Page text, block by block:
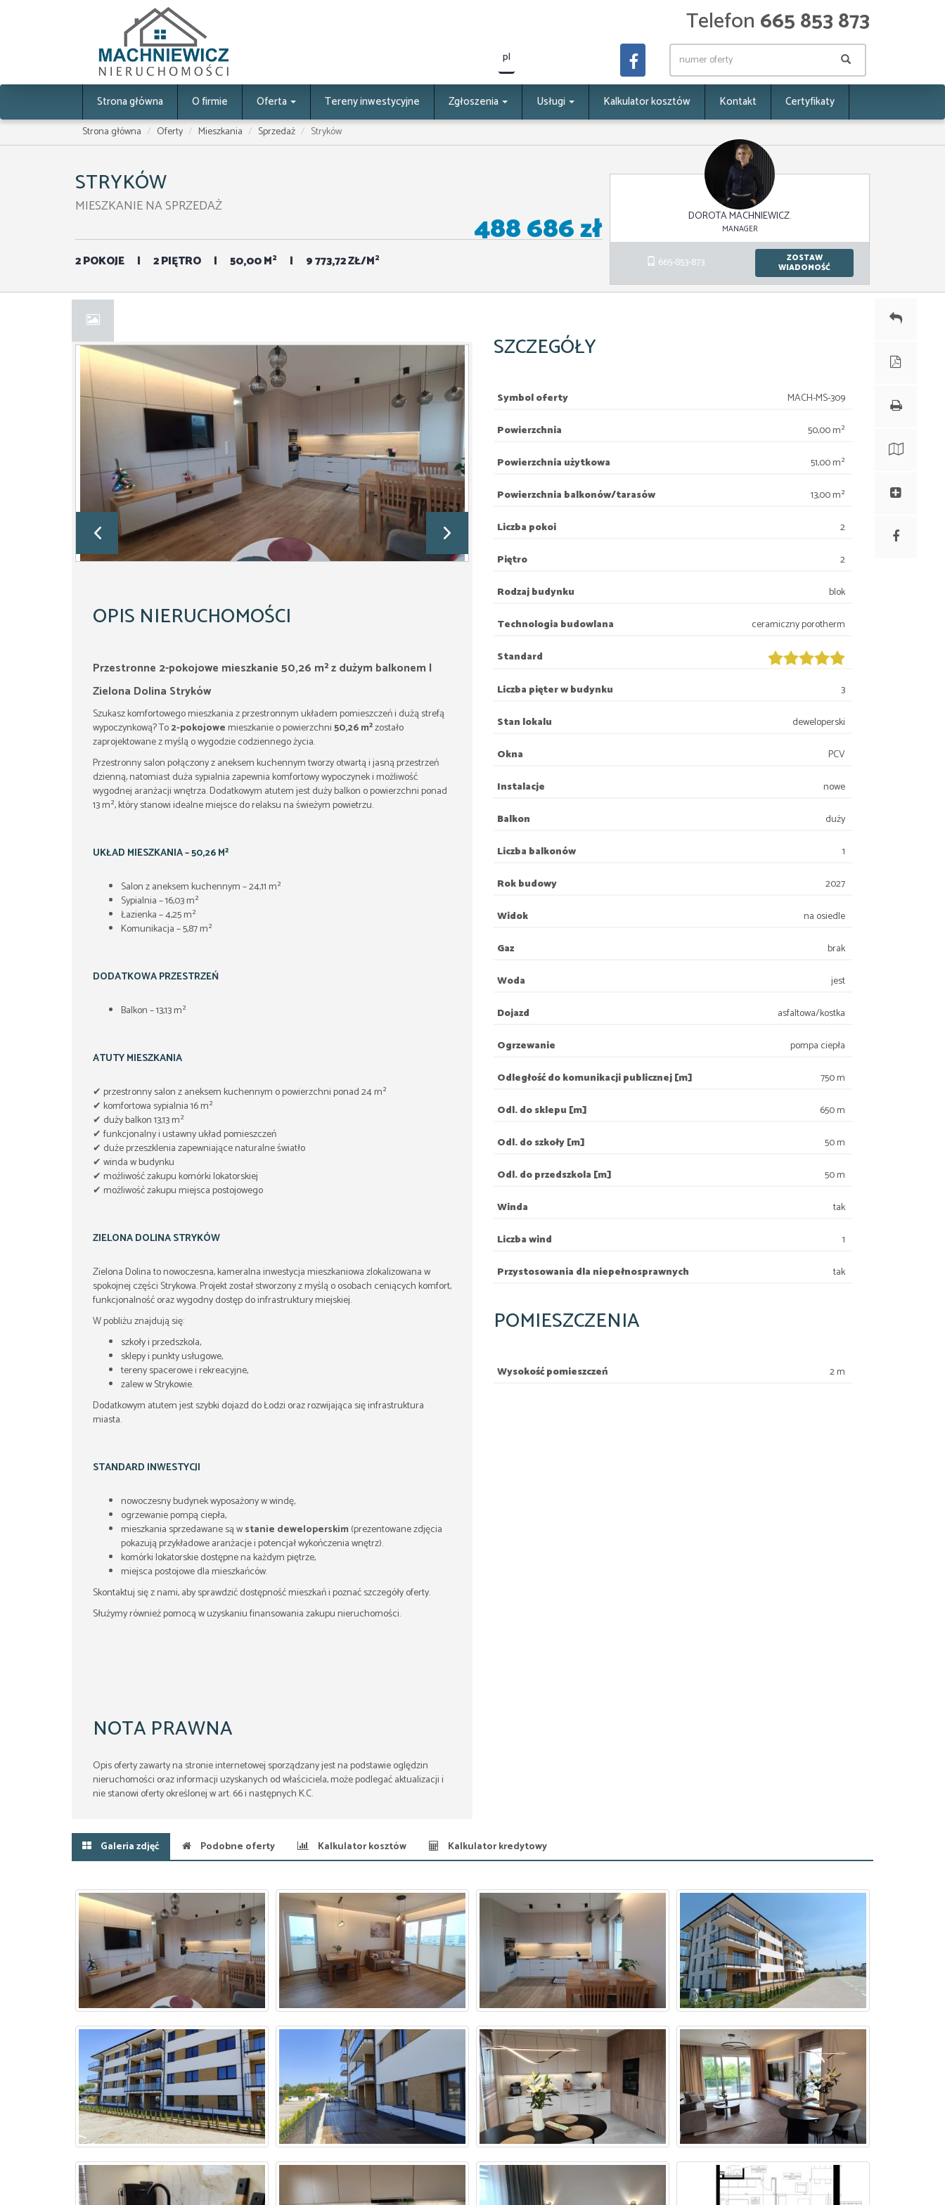
Telefon 665 853 873
pl
Strona główna O firmie Oferta Tereny inwestycyjne Zgłoszenia Usługi Kalkulator kosztów Kontakt Certyfikaty
Strona główna Oferty Mieszkania Sprzedaż Stryków
STRYKÓW
MIESZKANIE NA SPRZEDAŻ
2 POKOJE 2 PIĘTRO 50,00 M2 9 773,72 ZŁ/M2
488 686 zł DOROTA MACHNIEWICZ.
MANAGER
665-853-873 ZOSTAW
WIADOMOŚĆ
OPIS NIERUCHOMOŚCI
Przestronne 2-pokojowe mieszkanie 50,26 m² z dużym balkonem |
Zielona Dolina Stryków
Szukasz komfortowego mieszkania z przestronnym układem pomieszczeń i dużą strefą
wypoczynkową? To2-pokojowemieszkanie o powierzchni50,26 m²zostało
zaprojektowane z myślą o wygodzie codziennego życia.
Przestronny salon połączony z aneksem kuchennym tworzy otwartą i jasną przestrzeń
dzienną, natomiast duża sypialnia zapewnia komfortowy wypoczynek i możliwość
wygodnej aranżacji wnętrza. Dodatkowym atutem jest duży balkon o powierzchni ponad
13 m², który stanowi idealne miejsce do relaksu na świeżym powietrzu.
UKŁAD MIESZKANIA – 50,26 M²
Salon z aneksem kuchennym – 24,11 m²
Sypialnia – 16,03 m²
Łazienka – 4,25 m²
Komunikacja – 5,87 m²
DODATKOWA PRZESTRZEŃ
Balkon – 13,13 m²
ATUTY MIESZKANIA
✔ przestronny salon z aneksem kuchennym o powierzchni ponad 24 m²
✔ komfortowa sypialnia 16 m²
✔ duży balkon 13,13 m²
✔ funkcjonalny i ustawny układ pomieszczeń
✔ duże przeszklenia zapewniające naturalne światło
✔ winda w budynku
✔ możliwość zakupu komórki lokatorskiej
✔ możliwość zakupu miejsca postojowego
ZIELONA DOLINA STRYKÓW
Zielona Dolina to nowoczesna, kameralna inwestycja mieszkaniowa zlokalizowana w
spokojnej części Strykowa. Projekt został stworzony z myślą o osobach ceniących komfort,
funkcjonalność oraz wygodny dostęp do infrastruktury miejskiej.
W pobliżu znajdują się:
szkoły i przedszkola,
sklepy i punkty usługowe,
tereny spacerowe i rekreacyjne,
zalew w Strykowie.
Dodatkowym atutem jest szybki dojazd do Łodzi oraz rozwijająca się infrastruktura
miasta.
STANDARD INWESTYCJI
nowoczesny budynek wyposażony w windę,
ogrzewanie pompą ciepła,
mieszkania sprzedawane są wstanie deweloperskim (prezentowane zdjęcia
pokazują przykładowe aranżacje i potencjał wykończenia wnętrz).
komórki lokatorskie dostępne na każdym piętrze,
miejsca postojowe dla mieszkańców.
Skontaktuj się z nami, aby sprawdzić dostępność mieszkań i poznać szczegóły oferty.
Służymy również pomocą w uzyskaniu finansowania zakupu nieruchomości.
NOTA PRAWNA
Opis oferty zawarty na stronie internetowej sporządzany jest na podstawie oględzin
nieruchomości oraz informacji uzyskanych od właściciela, może podlegać aktualizacji i
nie stanowi oferty określonej w art. 66 i następnych K.C.
SZCZEGÓŁY
Symbol oferty
MACH-MS-309
Powierzchnia
50,00 m²
Powierzchnia użytkowa
51,00 m²
Powierzchnia balkonów/tarasów
13,00 m²
Liczba pokoi
2
Piętro
2
Rodzaj budynku
blok
Technologia budowlana
ceramiczny porotherm
Standard
Liczba pięter w budynku
3
Stan lokalu
deweloperski
Okna
PCV
Instalacje
nowe
Balkon
duży
Liczba balkonów
1
Rok budowy
2027
Widok
na osiedle
Gaz
brak
Woda
jest
Dojazd
asfaltowa/kostka
Ogrzewanie
pompa ciepła
Odległość do komunikacji publicznej [m]
750 m
Odl. do sklepu [m]
650 m
Odl. do szkoły [m]
50 m
Odl. do przedszkola [m]
50 m
Winda
tak
Liczba wind
1
Przystosowania dla niepełnosprawnych
tak
POMIESZCZENIA
Wysokość pomieszczeń 2 m
Galeria zdjęć Podobne oferty Kalkulator kosztów Kalkulator kredytowy